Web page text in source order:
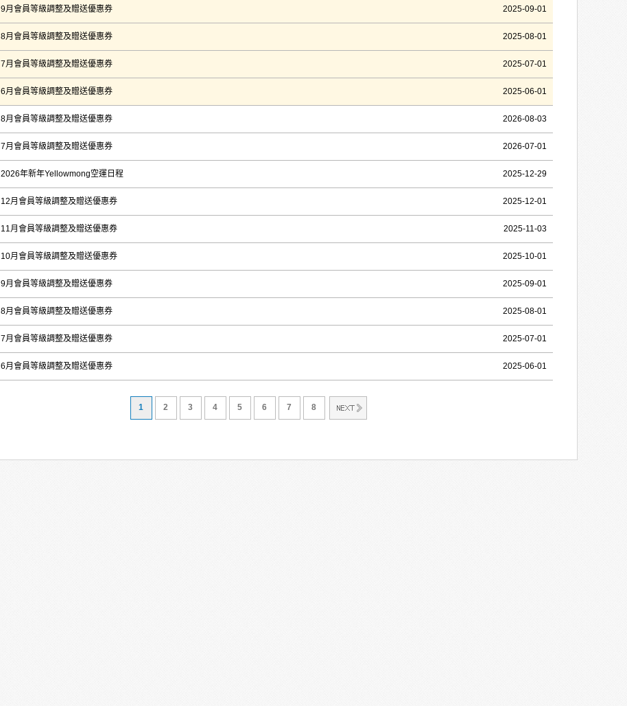
9月會員等級調整及贈送優惠券 2025-09-01
8月會員等級調整及贈送優惠券 2025-08-01
7月會員等級調整及贈送優惠券 2025-07-01
6月會員等級調整及贈送優惠券 2025-06-01
8月會員等級調整及贈送優惠券 2026-08-03
7月會員等級調整及贈送優惠券 2026-07-01
2026年新年Yellowmong空運日程 2025-12-29
12月會員等級調整及贈送優惠券 2025-12-01
11月會員等級調整及贈送優惠券 2025-11-03
10月會員等級調整及贈送優惠券 2025-10-01
9月會員等級調整及贈送優惠券 2025-09-01
8月會員等級調整及贈送優惠券 2025-08-01
7月會員等級調整及贈送優惠券 2025-07-01
6月會員等級調整及贈送優惠券 2025-06-01
1 2 3 4 5 6 7 8